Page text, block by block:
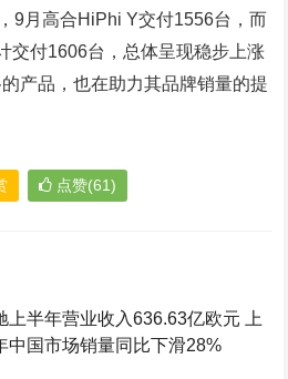
9月高合HiPhi Y交付1556台，而
交付1606台，总体呈现稳步上涨
产品，也在助力其品牌销量的提
点赞(61)
上半年营业收入636.63亿欧元 上
中国市场销量同比下滑28%